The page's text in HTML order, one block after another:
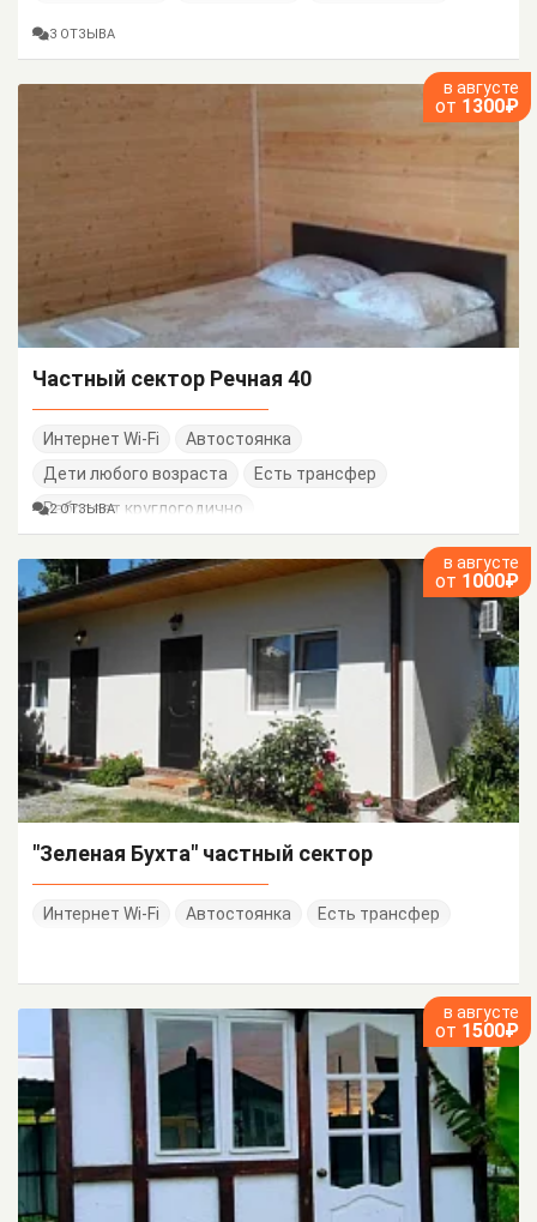
3 ОТЗЫВА
в августе
от 1300₽
Частный сектор Речная 40
Интернет Wi-Fi
Автостоянка
Дети любого возраста
Есть трансфер
Работает круглогодично
2 ОТЗЫВА
в августе
от 1000₽
"Зеленая Бухта" частный сектор
Интернет Wi-Fi Автостоянка Есть трансфер
в августе
от 1500₽